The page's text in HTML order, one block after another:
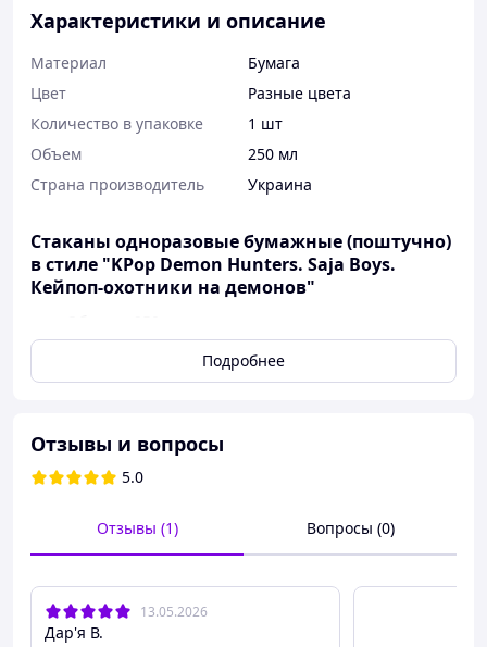
Характеристики и описание
Материал
Бумага
Цвет
Разные цвета
Количество в упаковке
1 шт
Объем
250 мл
Страна производитель
Украина
Стаканы одноразовые бумажные (поштучно)
в стиле "KPop Demon Hunters. Saja Boys.
Кейпоп-охотники на демонов"
Поштучно
Одноразовый белый бумажный стакан с
ламинированной наклейкой
Внимание! Срок изготовления 2-3 дня!
Для создания праздничного настроения, на день
Подробнее
Отзывы и вопросы
5.0
Отзывы (1) Вопросы (0)
13.05.2026
Дар'я В.